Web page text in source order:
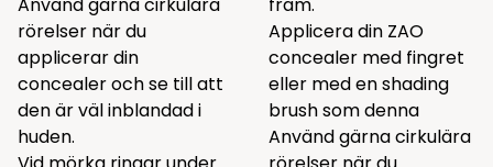
Använd gärna cirkulära
rörelser när du
applicerar din
concealer och se till att
den är väl inblandad i
huden.
fram.
Applicera din ZAO
concealer med fingret
eller med en shading
brush somdenna
Använd gärna cirkulära